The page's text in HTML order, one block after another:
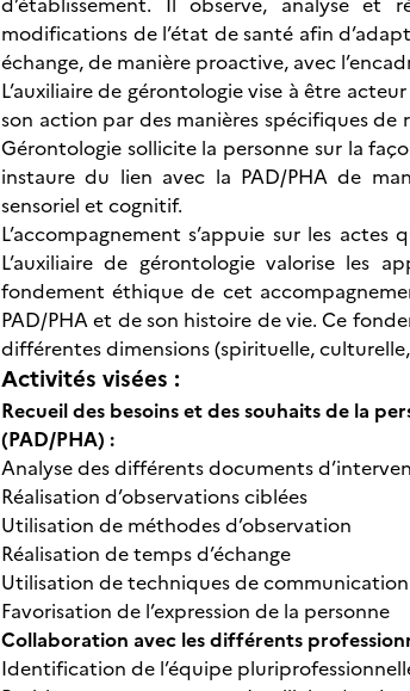
modifications de l’état de santé afin
échange, de manière proactive, avec
L’auxiliaire de gérontologie vise à être
son action par des manières spécifiques de
Gérontologie sollicite la personne sur la
instaure du lien avec la PAD/PHA de
sensoriel et cognitif.
L’accompagnement s’appuie sur les
L’auxiliaire de gérontologie valorise les
fondement éthique de cet
PAD/PHA et de son histoire de vie. Ce
différentes dimensions (spirituelle,
Activités visées :
Recueil des besoins et des souhaits de la
(PAD/PHA) :
Analyse des différents documents
Réalisation d’observations ciblées
Utilisation de méthodes d’observation
Réalisation de temps d’échange
Utilisation de techniques de
Favorisation de l’expression de la personne
Collaboration avec les différents
Identification de l’équipe